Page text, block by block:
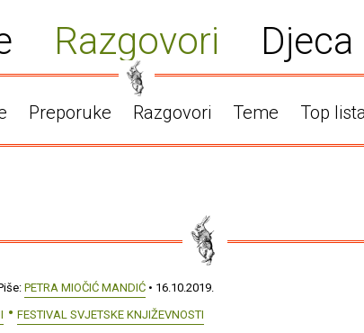
Razgovori Djeca
Preporuke Razgovori Teme Top
PETRA MIOČIĆ MANDIĆ • 16.10.2019.
FESTIVAL SVJETSKE KNJIŽEVNOSTI